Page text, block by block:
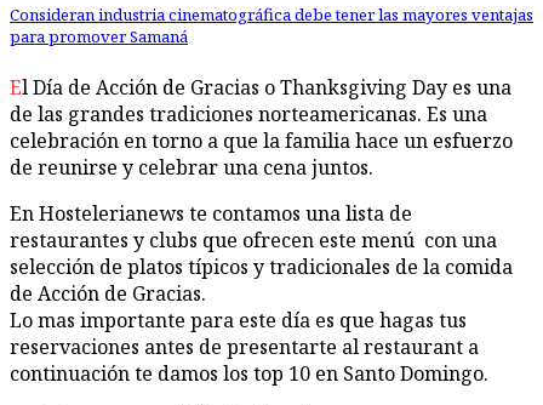
Consideran industria cinematográfica debe tener las mayores ventajas
para promover Samaná
El Día de Acción de Gracias o Thanksgiving Day es una
de las grandes tradiciones norteamericanas. Es una
celebración en torno a que la familia hace un esfuerzo
de reunirse y celebrar una cena juntos.
En Hostelerianews te contamos una lista de
restaurantes y clubs que ofrecen este menú con una
selección de platos típicos y tradicionales de la comida
de Acción de Gracias.
Lo mas importante para este día es que hagas tus
reservaciones antes de presentarte al restaurant a
continuación te damos los top 10 en Santo Domingo.